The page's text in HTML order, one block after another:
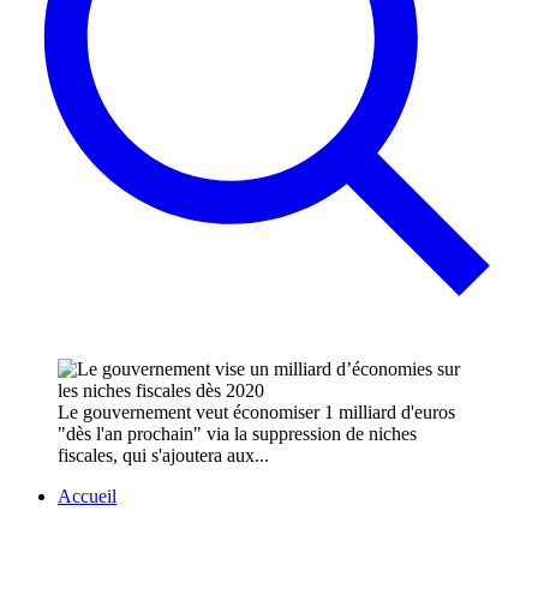
Le gouvernement veut économiser 1 milliard d'euros
"dès l'an prochain" via la suppression de niches
fiscales, qui s'ajoutera aux...
Accueil